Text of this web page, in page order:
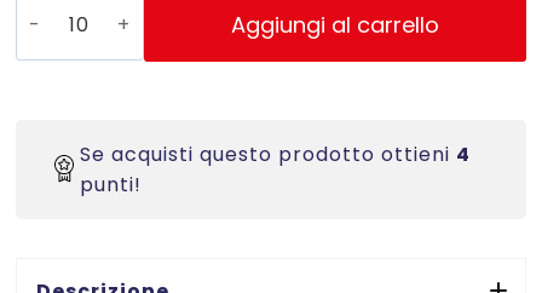
PSA08V
-
diam
Aggiungi al carrello
Se acquisti questo prodotto ottieni 4
punti!